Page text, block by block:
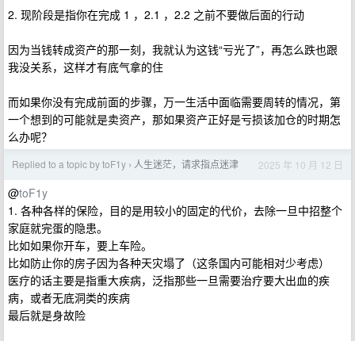
2. 现阶段是指你在完成 1 ，2.1 ，2.2 之前不要做后面的行动
因为当钱转成资产的那一刻，我就认为这钱“亏光了”，再怎么跌也跟
我没关系，这样才有底气拿的住
而如果你没有完成前面的步骤，万一生活中面临需要周转的情况，第
一个想到的可能就是卖资产，那如果资产正好是亏损该加仓的时期怎
么办呢？
Replied to a topic by toF1y › 人生迷茫，请求指点迷津 2025 年 10 月 12 日
@toF1y
1. 各种各样的保险，目的是用较小的固定的代价，去除一旦中招整个
家庭就完蛋的隐患。
比如如果你开车，要上车险。
比如防止你的房子因为各种天灾塌了（这条国内可能相对少考虑）
医疗的话主要是指重大疾病，泛指那些一旦需要治疗要大出血的疾
病，或者无底洞类的疾病
最后就是身故险